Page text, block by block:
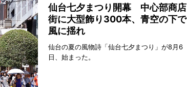
仙台七夕まつり開幕 中心部商店
街に大型飾り300本、青空の下で
風に揺れ
仙台の夏の風物詩「仙台七夕まつり」が8月6
日、始まった。